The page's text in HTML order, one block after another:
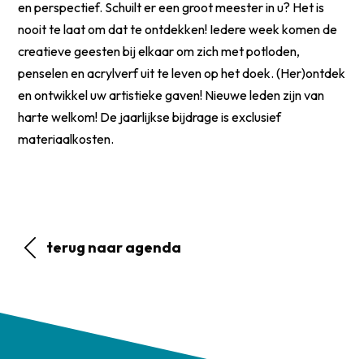
en perspectief. Schuilt er een groot meester in u? Het is
nooit te laat om dat te ontdekken! Iedere week komen de
creatieve geesten bij elkaar om zich met potloden,
penselen en acrylverf uit te leven op het doek. (Her)ontdek
en ontwikkel uw artistieke gaven! Nieuwe leden zijn van
harte welkom! De jaarlijkse bijdrage is exclusief
materiaalkosten.
terug naar agenda